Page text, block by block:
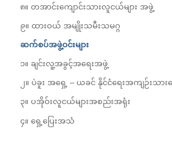
၈။ တအာင်းကျောင်းသားလူငယ်များ အဖွဲ့
၉။ ထားဝယ် အမျိုးသမီးသမဂ္ဂ
ဆက်စပ်အဖွဲ့ဝင်းများ
၁။ ချင်းလူ့အခွင့်အရေးအဖွဲ့
၂။ ပဲခူး အရှေ့ – ယခင် နိုင်ငံရေးအကျဉ်းသား
၃။ ပအိုဝ်းလူငယ်များအစည်းအရုံး
၄။ ရှေ့ပြေးအသံ